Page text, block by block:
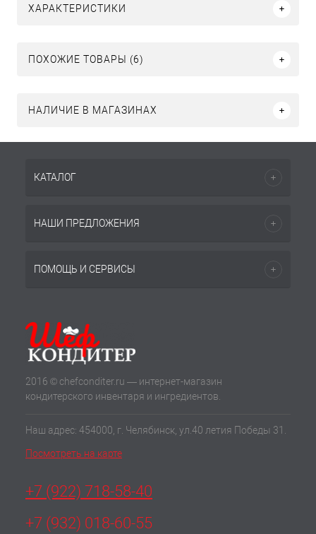
ХАРАКТЕРИСТИКИ
ПОХОЖИЕ ТОВАРЫ (6)
НАЛИЧИЕ В МАГАЗИНАХ
КАТАЛОГ
НАШИ ПРЕДЛОЖЕНИЯ
ПОМОЩЬ И СЕРВИСЫ
2016 © chefconditer.ru — интернет-магазин
кондитерского инвентаря и ингредиентов.
Наш адрес: 454000, г. Челябинск, ул.40 летия Победы 31.
Посмотреть на карте
+7 (922) 718-58-40
+7 (932) 018-60-55